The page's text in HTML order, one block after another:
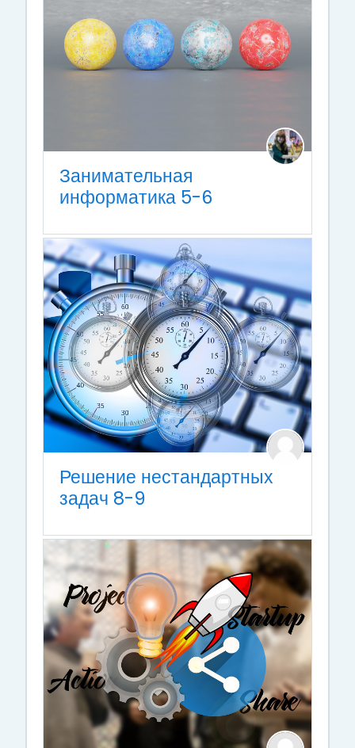
Занимательная
информатика 5-6
Решение нестандартных
задач 8-9